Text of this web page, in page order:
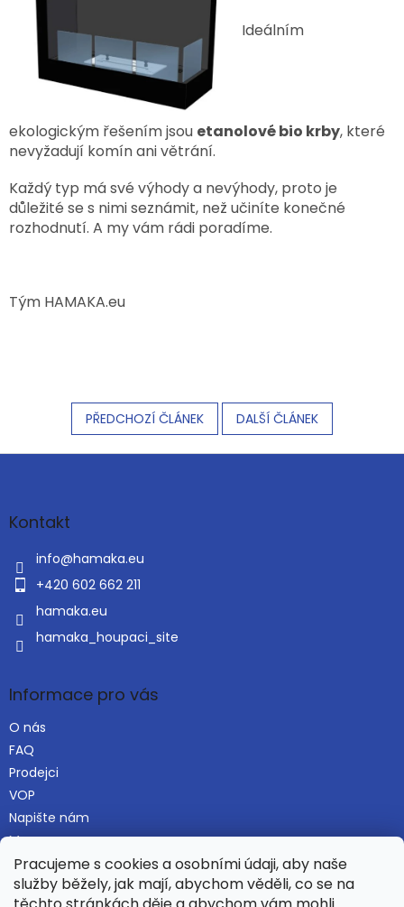
Pracujeme s cookies a osobními údaji, aby naše
služby běžely, jak mají, abychom věděli, co se na
Ideálním
ekologickým řešením jsou etanolové bio krby, které
nevyžadují komín ani větrání.
Každý typ má své výhody a nevýhody, proto je
důležité se s nimi seznámit, než učiníte konečné
rozhodnutí. A my vám rádi poradíme.
Tým HAMAKA.eu
PŘEDCHOZÍ ČLÁNEK DALŠÍ ČLÁNEK
Z
aKontakt
info@hamaka.eu
+420 602 662 211
hamaka.eu
hamaka_houpaci_site
Informace pro vás
O nás
FAQ
Prodejci
VOP
Napište nám
Mapa serveru